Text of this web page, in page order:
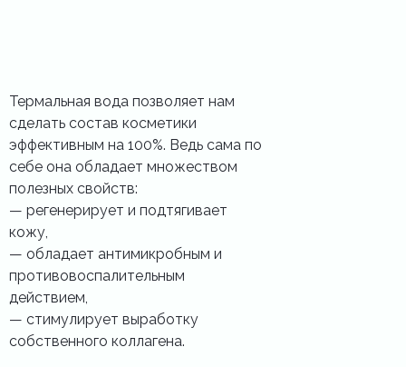
Термальная вода позволяет нам
сделать состав косметики
эффективным на 100%. Ведь сама по
себе она обладает множеством
полезных свойств:
—️ регенерирует и подтягивает
кожу,
—️ обладает антимикробным и
противовоспалительным
действием,
—️ стимулирует выработку
собственного коллагена.